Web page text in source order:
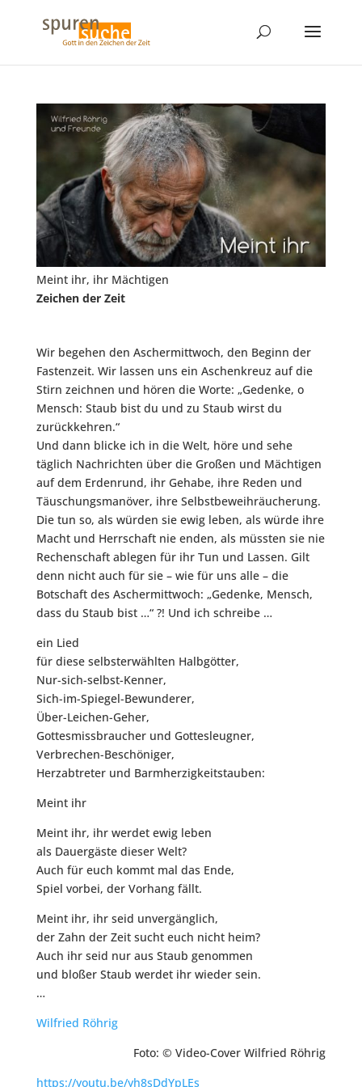
Meint ihr, ihr Mächtigen
Zeichen der Zeit
Wir begehen den Aschermittwoch, den Beginn der
Fastenzeit. Wir lassen uns ein Aschenkreuz auf die
Stirn zeichnen und hören die Worte: „Gedenke, o
Mensch: Staub bist du und zu Staub wirst du
zurückkehren.“
Und dann blicke ich in die Welt, höre und sehe
täglich Nachrichten über die Großen und Mächtigen
auf dem Erdenrund, ihr Gehabe, ihre Reden und
Täuschungsmanöver, ihre Selbstbeweihräucherung.
Die tun so, als würden sie ewig leben, als würde ihre
Macht und Herrschaft nie enden, als müssten sie nie
Rechenschaft ablegen für ihr Tun und Lassen. Gilt
denn nicht auch für sie – wie für uns alle – die
Botschaft des Aschermittwoch: „Gedenke, Mensch,
dass du Staub bist …“ ?! Und ich schreibe …
ein Lied
für diese selbsterwählten Halbgötter,
Nur-sich-selbst-Kenner,
Sich-im-Spiegel-Bewunderer,
Über-Leichen-Geher,
Gottesmissbraucher und Gottesleugner,
Verbrechen-Beschöniger,
Herzabtreter und Barmherzigkeitstauben:
Meint ihr
Meint ihr, ihr werdet ewig leben
als Dauergäste dieser Welt?
Auch für euch kommt mal das Ende,
Spiel vorbei, der Vorhang fällt.
Meint ihr, ihr seid unvergänglich,
der Zahn der Zeit sucht euch nicht heim?
Auch ihr seid nur aus Staub genommen
und bloßer Staub werdet ihr wieder sein.
…
Wilfried Röhrig
Foto: © Video-Cover Wilfried Röhrig
https://youtu.be/yh8sDdYpLEs